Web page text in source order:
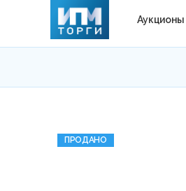
Аукционы
ПРОДАНО